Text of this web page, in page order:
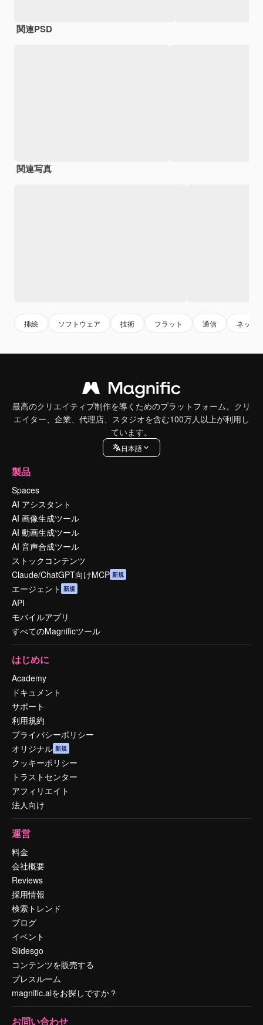
関連PSD
関連写真
挿絵 ソフトウェア 技術 フラット 通信 ネット
最高のクリエイティブ制作を導くためのプラットフォーム。クリ
エイター、企業、代理店、スタジオを含む100万人以上が利用し
ています。
日本語
製品
Spaces
AI アシスタント
AI 画像生成ツール
AI 動画生成ツール
AI 音声合成ツール
ストックコンテンツ
Claude/ChatGPT向けMCP 新規
エージェント 新規
API
モバイルアプリ
すべてのMagnificツール
はじめに
Academy
ドキュメント
サポート
利用規約
プライバシーポリシー
オリジナル 新規
クッキーポリシー
トラストセンター
アフィリエイト
法人向け
運営
料金
会社概要
Reviews
採用情報
検索トレンド
ブログ
イベント
Slidesgo
コンテンツを販売する
プレスルーム
magnific.aiをお探しですか？
お問い合わせ